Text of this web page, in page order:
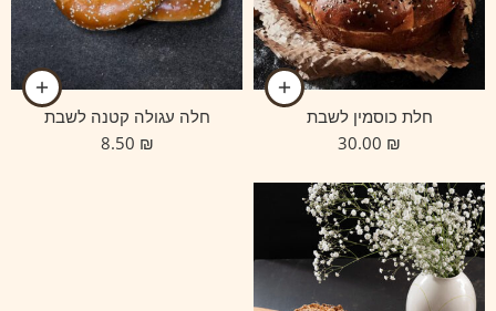
חלת כוסמין לשבת
₪
חלה עגולה קטנה לשבת
₪